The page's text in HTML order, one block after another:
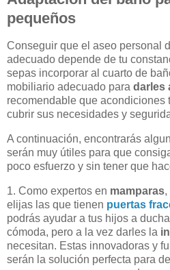
pequeños
Conseguir que el aseo personal
adecuado depende de tu
sepas incorporar al cuarto de
mobiliario adecuado para darles
recomendable que acondiciones
cubrir sus necesidades y
A continuación, encontrarás
serán muy útiles para que
poco esfuerzo y sin tener que
1. Como expertos en mamparas,
elijas las que tienen puertas
podrás ayudar a tus hijos a
cómoda, pero a la vez darles la
necesitan. Estas innovadoras y
serán la solución perfecta para